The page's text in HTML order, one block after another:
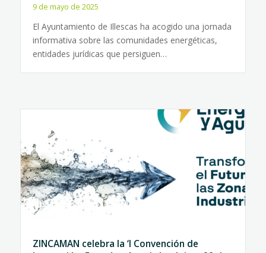
9 de mayo de 2025
El Ayuntamiento de Illescas ha acogido una jornada
informativa sobre las comunidades energéticas,
entidades jurídicas que persiguen…
ZINCAMAN celebra la ‘I Convención de